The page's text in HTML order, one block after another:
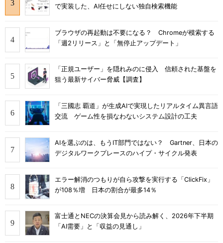
で実装した、AI任せにしない独自検索機能
ブラウザの再起動は不要になる？ Chromeが模索する
「週2リリース」と「無停止アップデート」
「正規ユーザー」を隠れみのに侵入 信頼された基盤を
狙う最新サイバー脅威【調査】
「三國志 覇道」が生成AIで実現したリアルタイム異言語
交流 ゲーム性を損なわないシステム設計の工夫
AIを選ぶのは、もうIT部門ではない？ Gartner、日本の
デジタルワークプレースのハイプ・サイクル発表
エラー解消のつもりが自ら攻撃を実行する「ClickFix」
が108％増 日本の割合が最多14％
富士通とNECの決算会見から読み解く、2026年下半期
「AI需要」と「収益の見通し」